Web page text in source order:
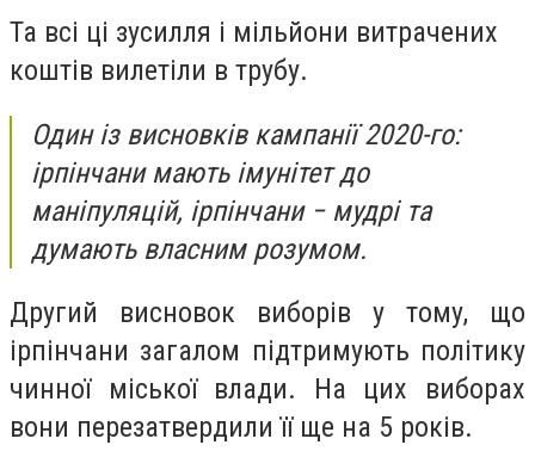
Та всі ці зусилля і мільйони витрачених
коштів вилетіли в трубу.
Один із висновків кампанії 2020-го:
ірпінчани мають імунітет до
маніпуляцій, ірпінчани −мудрі та
думають власним розумом.
Другий висновок виборів у тому, що
ірпінчани загалом підтримують політику
чинної міської влади. На цих виборах
вони перезатвердили її ще на 5 років.